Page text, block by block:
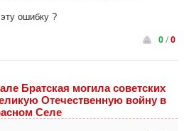
ошибку ?
0/0
Братская могила советских
Отечественную войну в
Селе